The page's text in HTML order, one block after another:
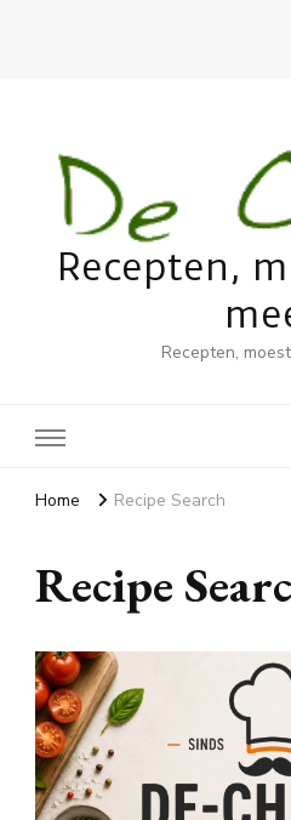
Recepten,
Recepten,
Home Recipe Search
Recipe